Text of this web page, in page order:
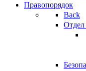
Правопорядок
Back
Отдел